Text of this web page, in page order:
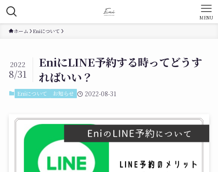
MENU
ホーム Eniについて
EniにLINE予約する時ってどうす
ればいい？
2022
8/31
Eniについて お知らせ 2022-08-31